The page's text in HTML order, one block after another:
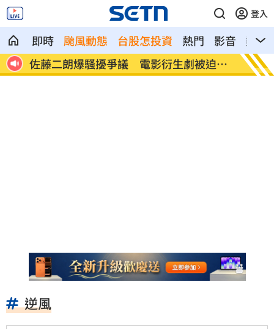
登入
即時 颱風動態 台股怎投資 熱門 影音
熱搜
喊
蜂蜜配鹹酥雞！蘇晏霈認證：宵夜天花板
獨／
看
逆風